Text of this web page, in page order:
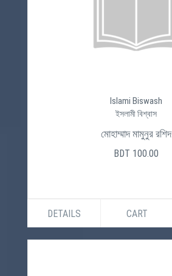
Islami Biswash
ইসলামী বিশ্বাস
মোহাম্মাদ মামুনুর রশিদ
BDT 100.00
DETAILS CART